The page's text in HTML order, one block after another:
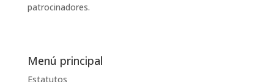
patrocinadores.
Menú principal
Estatutos